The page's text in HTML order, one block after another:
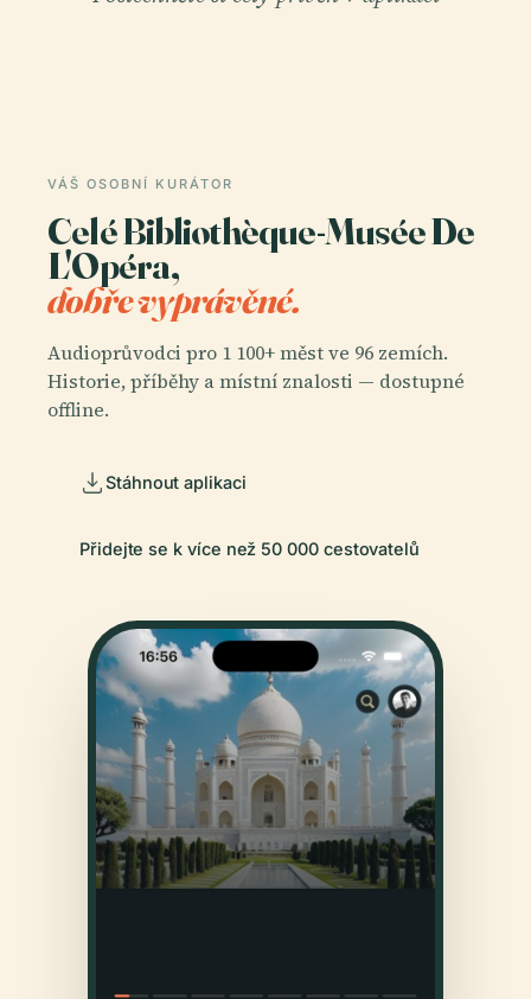
VÁŠ OSOBNÍ KURÁTOR
Celé Bibliothèque-Musée De
L'Opéra,
dobře vyprávěné.
Audioprůvodci pro 1 100+ měst ve 96 zemích.
Historie, příběhy a místní znalosti — dostupné
offline.
Stáhnout aplikaci
Přidejte se k více než 50 000 cestovatelů